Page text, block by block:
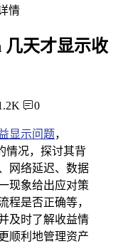
情
几天才显示收
0
显示问题，
情况，探讨其背
网络延迟、数据
现象给出应对策
程是否正确等，
及时了解收益情
顺利地管理资产